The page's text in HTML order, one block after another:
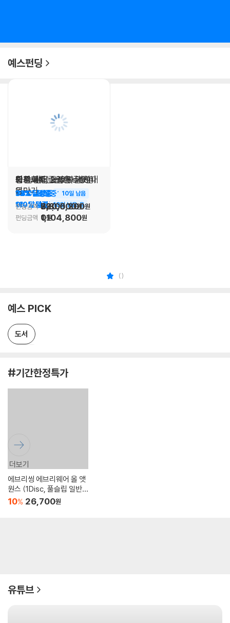
예스펀딩
당신의 집중력은 잘못이
없다
110% 달성중 12일 남음
펀딩금액 1,104,800원
중국화하는 일본
56% 달성중 12일 남음
펀딩금액 562,500원
이젤 원목 노트북 거치대
13% 달성중 19일 남음
펀딩금액 63,000원
모차르트 : 신이 사랑한
음악가
0% 달성중 19일 남음
펀딩금액 0원
쉼 숨 섬
72% 달성중 11일 남음
펀딩금액 720,000원
차트 패턴 2nd Edition
381% 달성중 10일 남음
펀딩금액 3,805,200원
()
예스 PICK
도서
eBook
#기간한정특가
걸어서 세계속으로 - 남유
럽 동유럽 편
10% 6,120원
영국 건축의 언어
10% 6,300원
9.3 (16)
기분 좋은 일은 매일 있어
10% 6,120원
9.8 (9)
핑크퐁 상어가족 마이크
50% 15,000원
10.0 (4 )
★기간특가★[예스굿즈]
크림 2단 화이트 독서대
38% 29,900원
Yaeji (예지) - EP 1+2 [불
투명 옥색 컬러 LP]
19% 36,300원
에브리씽 에브리웨어 올 앳
원스 (1Disc, 풀슬립 일반
판) : 블루레이
10% 26,700원
더보기
유튜브